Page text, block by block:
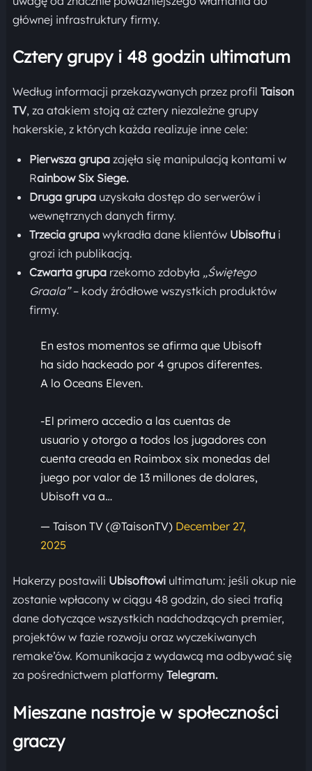
głównej infrastruktury firmy.
Cztery grupy i 48 godzin ultimatum
Według informacji przekazywanych przez profil Taison
TV, za atakiem stoją aż cztery niezależne grupy
hakerskie, z których każda realizuje inne cele:
Pierwsza grupazajęła się manipulacją kontami w
Rainbow Six Siege.
Druga grupauzyskała dostęp do serwerów i
wewnętrznych danych firmy.
Trzecia grupawykradła dane klientów Ubisoftui
grozi ich publikacją.
Czwarta gruparzekomo zdobyła „Świętego
Graala”– kody źródłowe wszystkich produktów
firmy.
En estos momentos se afirma que Ubisoft
ha sido hackeado por 4 grupos diferentes.
A lo Oceans Eleven.
-El primero accedio a las cuentas de
usuario y otorgo a todos los jugadores con
cuenta creada en Raimbox six monedas del
juego por valor de 13 millones de dolares,
Ubisoft va a…
— Taison TV (@TaisonTV) December 27,
2025
Hakerzy postawili Ubisoftowiultimatum: jeśli okup nie
zostanie wpłacony w ciągu 48 godzin, do sieci trafią
dane dotyczące wszystkich nadchodzących premier,
projektów w fazie rozwoju oraz wyczekiwanych
remake’ów. Komunikacja z wydawcą ma odbywać się
za pośrednictwem platformy Telegram.
Mieszane nastroje w społeczności
graczy